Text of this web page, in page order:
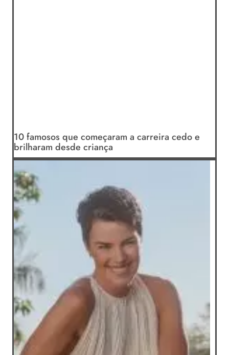
10 famosos que começaram a carreira cedo e
brilharam desde criança